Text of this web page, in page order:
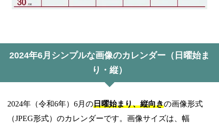
2024年6月シンプルな画像のカレンダー（日曜始ま
り・縦）
2024年（令和6年）6月の日曜始まり、縦向きの画像形式
（JPEG形式）のカレンダーです。画像サイズは、幅